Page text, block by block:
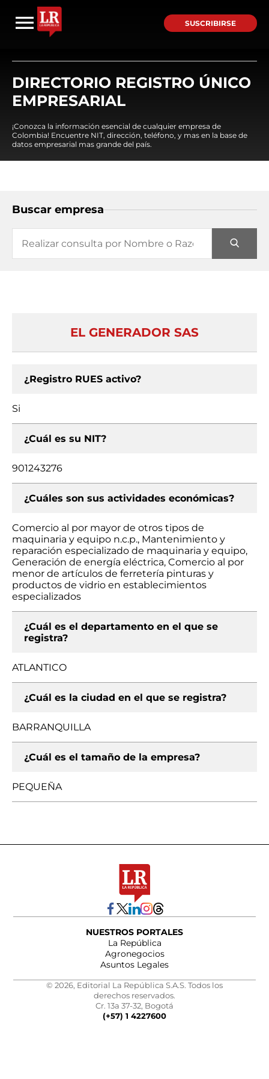
SUSCRIBIRSE
DIRECTORIO REGISTRO ÚNICO
EMPRESARIAL
¡Conozca la información esencial de cualquier empresa de
Colombia! Encuentre NIT, dirección, teléfono, y mas en la base de
datos empresarial mas grande del país.
Buscar empresa
EL GENERADOR SAS
¿Registro RUES activo?
Si
¿Cuál es su NIT?
901243276
¿Cuáles son sus actividades económicas?
Comercio al por mayor de otros tipos de
maquinaria y equipo n.c.p., Mantenimiento y
reparación especializado de maquinaria y equipo,
Generación de energía eléctrica, Comercio al por
menor de artículos de ferretería pinturas y
productos de vidrio en establecimientos
especializados
¿Cuál es el departamento en el que se
registra?
ATLANTICO
¿Cuál es la ciudad en el que se registra?
BARRANQUILLA
¿Cuál es el tamaño de la empresa?
PEQUEÑA
NUESTROS PORTALES
La República
Agronegocios
Asuntos Legales
© 2026, Editorial La República S.A.S. Todos los
derechos reservados.
Cr. 13a 37-32, Bogotá
(+57) 1 4227600